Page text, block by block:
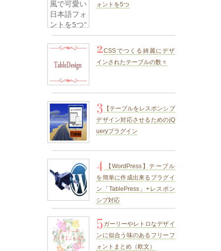
ォントを5つ
2CSSでつくる綺麗にデザ
インされたテーブルの数々
3
【テーブルをレスポンシブ
デザイン対応させるためのjQ
ueryプラグイン
4
【WordPress】テーブル
を簡単に作成出来るプラグイ
ン「TablePress」+レスポン
シブ対応
5 ガーリーやレトロなデザイ
ンに似合う味のあるフリーフ
ォントまとめ（欧文）